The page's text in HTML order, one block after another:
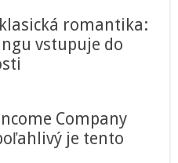
romantika:
vstupuje do
Company
je tento